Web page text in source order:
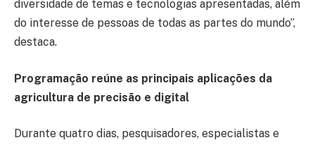
diversidade de temas e tecnologias apresentadas, além
do interesse de pessoas de todas as partes do mundo”,
destaca.
Programação reúne as principais aplicações da
agricultura de precisão e digital
Durante quatro dias, pesquisadores, especialistas e